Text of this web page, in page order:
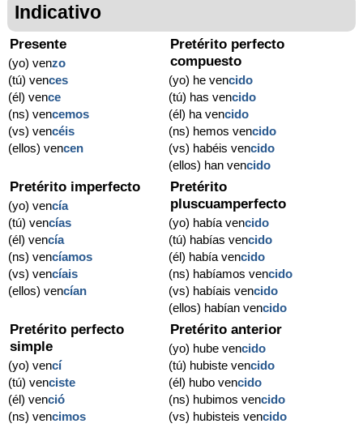
Indicativo
Presente
(yo) venzo
(tú) vences
(él) vence
(ns) vencemos
(vs) vencéis
(ellos) vencen
Pretérito perfecto
compuesto
(yo) he vencido
(tú) has vencido
(él) ha vencido
(ns) hemos vencido
(vs) habéis vencido
(ellos) han vencido
Pretérito imperfecto
(yo) vencía
(tú) vencías
(él) vencía
(ns) vencíamos
(vs) vencíais
(ellos) vencían
Pretérito
pluscuamperfecto
(yo) había vencido
(tú) habías vencido
(él) había vencido
(ns) habíamos vencido
(vs) habíais vencido
(ellos) habían vencido
Pretérito perfecto
simple
(yo) vencí
(tú) venciste
(él) venció
(ns) vencimos
Pretérito anterior
(yo) hube vencido
(tú) hubiste vencido
(él) hubo vencido
(ns) hubimos vencido
(vs) hubisteis vencido